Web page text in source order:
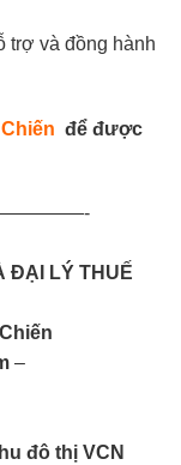
trợ và đồng hành
để được
ĐẠI LÝ THUẾ
–
đô thị VCN